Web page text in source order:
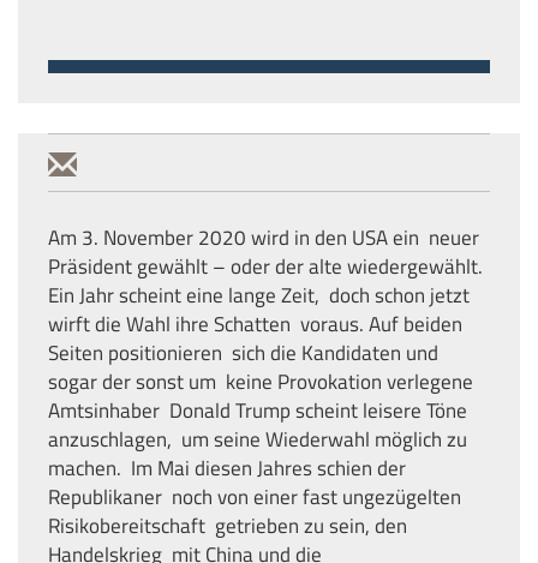
Am 3. November 2020 wird in den USA ein neuer
Präsident gewählt – oder der alte wiedergewählt.
Ein Jahr scheint eine lange Zeit, doch schon jetzt
wirft die Wahl ihre Schatten voraus. Auf beiden
Seiten positionieren sich die Kandidaten und
sogar der sonst um keine Provokation verlegene
Amtsinhaber Donald Trump scheint leisere Töne
anzuschlagen, um seine Wiederwahl möglich zu
machen. Im Mai diesen Jahres schien der
Republikaner noch von einer fast ungezügelten
Risikobereitschaft getrieben zu sein, den
Handelskrieg mit China und die